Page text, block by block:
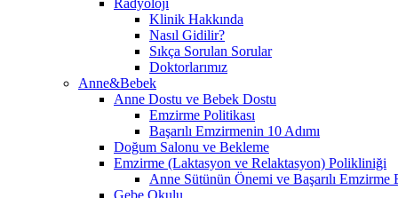
Klinik Hakkında
Nasıl Gidilir?
Sıkça Sorulan Sorular
Doktorlarımız
Anne&Bebek
Anne Dostu ve Bebek Dostu
Emzirme Politikası
Başarılı Emzirmenin 10 Adımı
Doğum Salonu ve Bekleme
Emzirme (Laktasyon ve Relaktasyon) Polikliniği
Anne Sütünün Önemi ve Başarılı Emzirme
Gebe Okulu